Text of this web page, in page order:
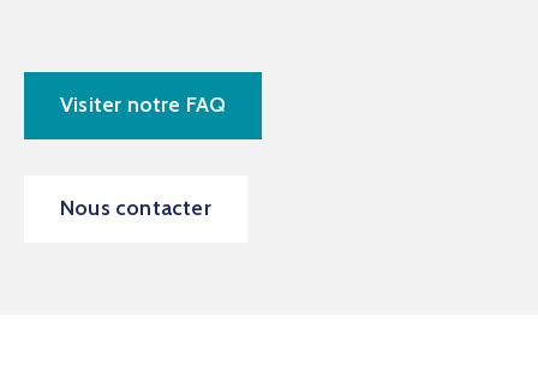
Visiter notre FAQ
Nous contacter